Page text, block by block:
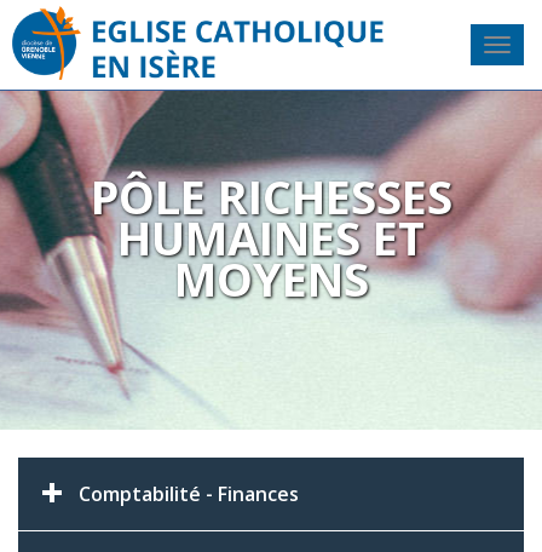
PÔLE RICHESSES
HUMAINES ET
MOYENS
Comptabilité - Finances